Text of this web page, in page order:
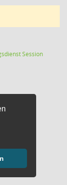
Session(Wird in